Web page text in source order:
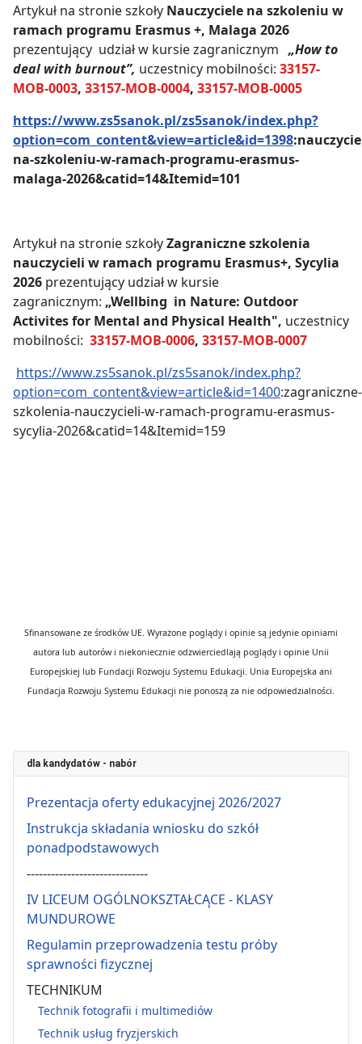
Artykuł na stronie szkoły Nauczyciele na szkoleniu w
ramach programu Erasmus +, Malaga 2026
prezentujący udział w kursie zagranicznym „How to
deal with burnout”, uczestnicy mobilności: 33157-
MOB-0003, 33157-MOB-0004, 33157-MOB-0005
https://www.zs5sanok.pl/zs5sanok/index.php?
option=com_content&view=article&id=1398
na-szkoleniu-w-ramach-programu-erasmus-
malaga-2026&catid=14&Itemid=101
Artykuł na stronie szkołyZagraniczne szkolenia
nauczycieli w ramach programu Erasmus+, Sycylia
2026 prezentujący udział w kursie
zagranicznym: „Wellbing in Nature: Outdoor
Activites for Mental and Physical Health", uczestnicy
mobilności: 33157-MOB-0006, 33157-MOB-0007
https://www.zs5sanok.pl/zs5sanok/index.php?
option=com_content&view=article&id=1400:zagraniczne-
szkolenia-nauczycieli-w-ramach-programu-erasmus-
sycylia-2026&catid=14&Itemid=159
Sfinansowane ze środków UE. Wyrażone poglądy i opinie są jedynie opiniami
autora lub autorów i niekoniecznie odzwierciedlają poglądy i opinie Unii
Europejskiej lub Fundacji Rozwoju Systemu Edukacji. Unia Europejska ani
Fundacja Rozwoju Systemu Edukacji nie ponoszą za nie odpowiedzialności.
dla kandydatów - nabór
Prezentacja oferty edukacyjnej 2026/2027
Instrukcja składania wniosku do szkół
ponadpodstawowych
------------------------------
IV LICEUM OGÓLNOKSZTAŁCĄCE - KLASY
MUNDUROWE
Regulamin przeprowadzenia testu próby
sprawności fizycznej
TECHNIKUM
Technik fotografii i multimediów
Technik usług fryzjerskich